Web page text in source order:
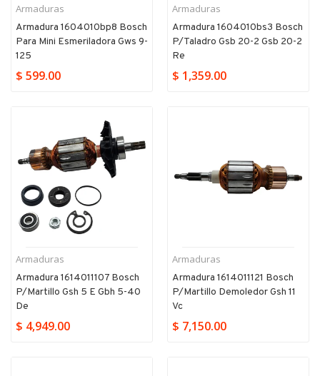
Armaduras
Armadura 1604010bp8 Bosch
Para Mini Esmeriladora Gws 9-
125
$ 599.00
Armaduras
Armadura 1604010bs3 Bosch
P/taladro Gsb 20-2 Gsb 20-2
Re
$ 1,359.00
Armaduras
Armadura 1614011107 Bosch
P/martillo Gsh 5 E Gbh 5-40
De
$ 4,949.00
Armaduras
Armadura 1614011121 Bosch
P/martillo Demoledor Gsh 11
Vc
$ 7,150.00